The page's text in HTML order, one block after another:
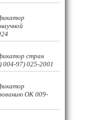
стран
97) 025-2001
ОК 009-